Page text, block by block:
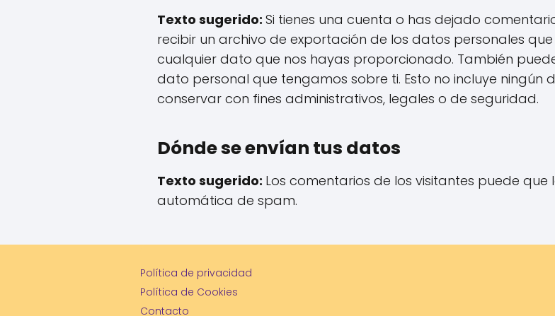
Texto sugerido: Si tienes una cuenta o has dejado
recibir un archivo de exportación de los datos personales
cualquier dato que nos hayas proporcionado. También
dato personal que tengamos sobre ti. Esto no incluye ningún
conservar con fines administrativos, legales o de seguridad.
Dónde se envían tus datos
Texto sugerido: Los comentarios de los visitantes puede que
automática de spam.
Política de privacidad
Política de Cookies
Contacto